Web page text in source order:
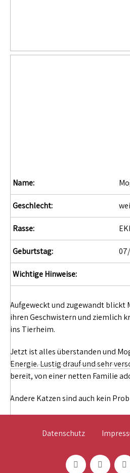
Name:
Geschlecht:
Rasse:
Geburtstag:
Wichtige Hinweise:
Aufgeweckt und zugewandt blickt
ihren Geschwistern und ziemlich
ins Tierheim.
Jetzt ist alles überstanden und
Energie. Lustig drauf und sehr
bereit, von einer netten Familie
Andere Katzen sind auch kein
Datenschutz